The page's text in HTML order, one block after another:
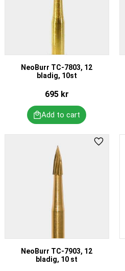
NeoBurr TC-7803, 12
bladig, 10st
695kr
NeoBurr TC-7903, 12
bladig, 10 st
Add to